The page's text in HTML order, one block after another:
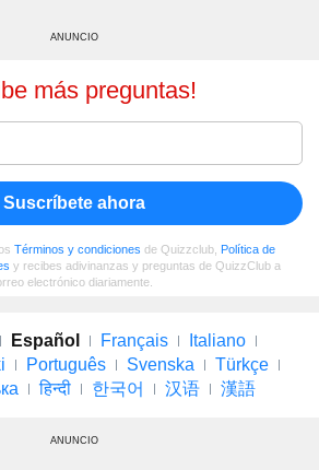
ANUNCIO
más preguntas!
Suscríbete ahora
Términos y condiciones de Quizzclub,
Política de
y recibes adivinanzas y preguntas de QuizzClub a
electrónico diariamente.
Español Français
Italiano
Português Svenska
Türkçe
हिन्दी 한국어 汉语 漢語
ANUNCIO